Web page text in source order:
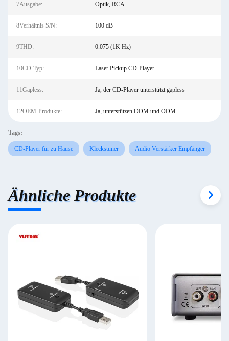
7Ausgabe: Optik, RCA
8Verhältnis S/N: 100 dB
9THD: 0.075 (1K Hz)
10CD-Typ: Laser Pickup CD-Player
11Gapless: Ja, der CD-Player unterstützt gapless
12OEM-Produkte: Ja, unterstützen ODM und ODM
Tags:
CD-Player für zu Hause Kleckstuner Audio Verstärker Empfänger
Ähnliche Produkte